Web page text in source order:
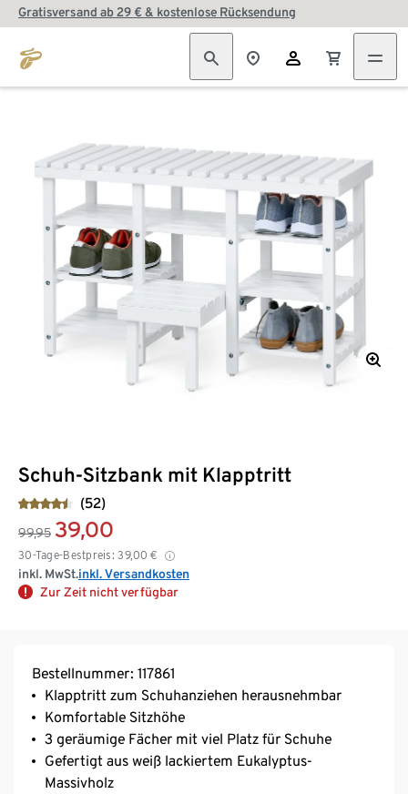
Gratisversand ab 29 € & kostenlose Rücksendung
Schuh-Sitzbank mit Klapptritt
(52)
99,95 39,00
30-Tage-Bestpreis: 39,00 €
inkl. MwSt.inkl. Versandkosten
Zur Zeit nicht verfügbar
Bestellnummer: 117861
Klapptritt zum Schuhanziehen herausnehmbar
Komfortable Sitzhöhe
3 geräumige Fächer mit viel Platz für Schuhe
Gefertigt aus weiß lackiertem Eukalyptus-
Massivholz